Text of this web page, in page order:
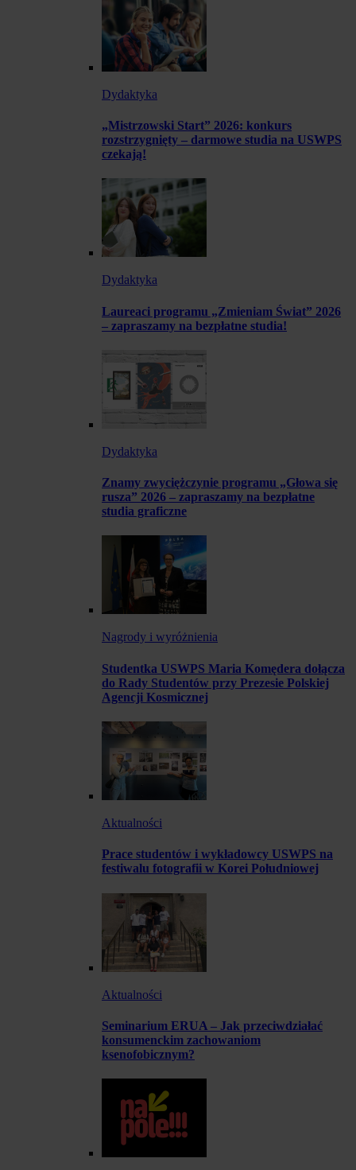
Dydaktyka
„Mistrzowski Start” 2026: konkurs
rozstrzygnięty – darmowe studia na USWPS
czekają!
Dydaktyka
Laureaci programu „Zmieniam Świat” 2026
– zapraszamy na bezpłatne studia!
Dydaktyka
Znamy zwyciężczynie programu „Głowa się
rusza” 2026 – zapraszamy na bezpłatne
studia graficzne
Nagrody i wyróżnienia
Studentka USWPS Maria Komędera dołącza
do Rady Studentów przy Prezesie Polskiej
Agencji Kosmicznej
Aktualności
Prace studentów i wykładowcy USWPS na
festiwalu fotografii w Korei Południowej
Aktualności
Seminarium ERUA – Jak przeciwdziałać
konsumenckim zachowaniom
ksenofobicznym?